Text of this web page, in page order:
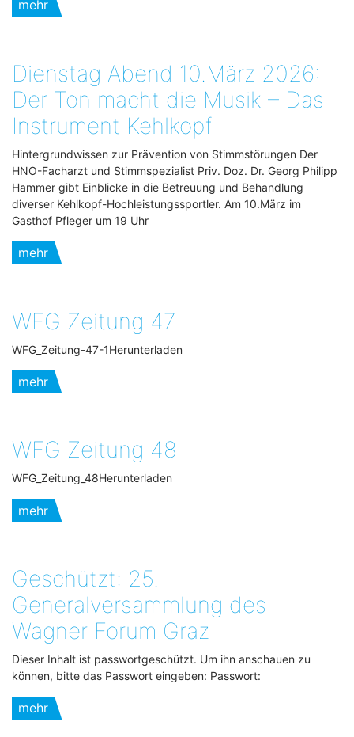
mehr
Dienstag Abend 10.März 2026:
Der Ton macht die Musik – Das
Instrument Kehlkopf
Hintergrundwissen zur Prävention von Stimmstörungen Der
HNO-Facharzt und Stimmspezialist Priv. Doz. Dr. Georg Philipp
Hammer gibt Einblicke in die Betreuung und Behandlung
diverser Kehlkopf-Hochleistungssportler. Am 10.März im
Gasthof Pfleger um 19 Uhr
mehr
WFG Zeitung 47
WFG_Zeitung-47-1Herunterladen
mehr
WFG Zeitung 48
WFG_Zeitung_48Herunterladen
mehr
Geschützt: 25.
Generalversammlung des
Wagner Forum Graz
Dieser Inhalt ist passwortgeschützt. Um ihn anschauen zu
können, bitte das Passwort eingeben: Passwort:
mehr